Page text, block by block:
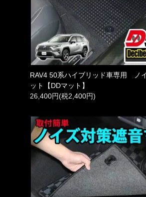
RAV4 50系ハイブリッド車専用 ノ
ット【DDマット】
26,400円(税2,400円)